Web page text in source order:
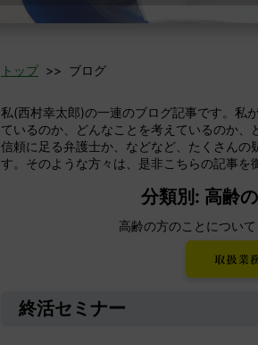
トップ>> ブログ
私(西村幸太郎)の一連のブログ記事です。私
ているのか、どんなことを考えているのか、
信頼に足る弁護士か、などなど、たくさんの
す。そのような方々は、是非こちらの記事を
分類別: 高齢
高齢の方のことについて
終活セミナー